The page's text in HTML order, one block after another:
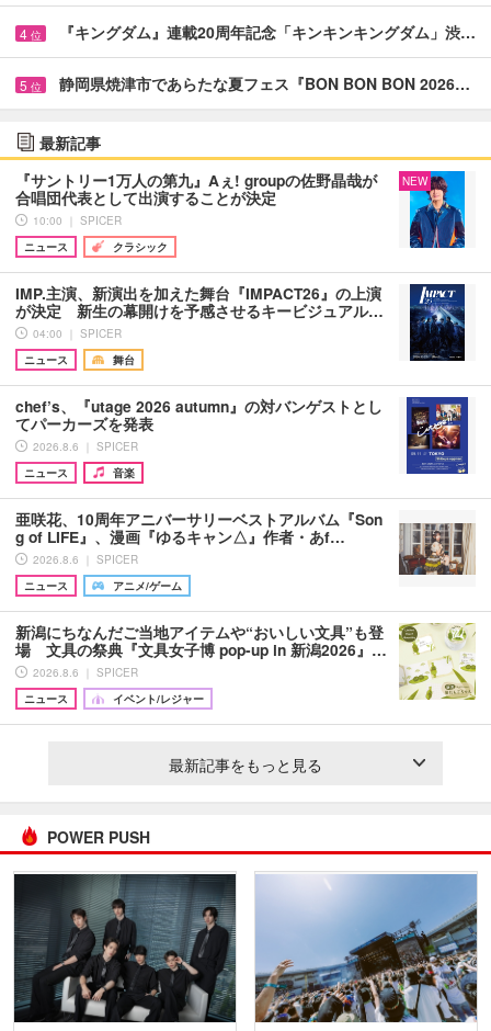
4 位 『キングダム』連載20周年記念「キンキンキングダム」渋…
5 位 静岡県焼津市であらたな夏フェス『BON BON BON 2026…
最新記事
『サントリー1万人の第九』Aぇ! groupの佐野晶哉が
合唱団代表として出演することが決定
10:00 ｜ SPICER
ニュース
クラシック
NEW
IMP.主演、新演出を加えた舞台『IMPACT26』の上演
が決定 新生の幕開けを予感させるキービジュアル…
04:00 ｜ SPICER
ニュース
舞台
chef’s、『utage 2026 autumn』の対バンゲストとし
てパーカーズを発表
2026.8.6 ｜ SPICER
ニュース
音楽
亜咲花、10周年アニバーサリーベストアルバム『Son
g of LIFE』、漫画『ゆるキャン△』作者・あf…
2026.8.6 ｜ SPICER
ニュース
アニメ/ゲーム
新潟にちなんだご当地アイテムや“おいしい文具”も登
場 文具の祭典『文具女子博 pop-up in 新潟2026』…
2026.8.6 ｜ SPICER
ニュース
イベント/レジャー
最新記事をもっと見る
POWER PUSH